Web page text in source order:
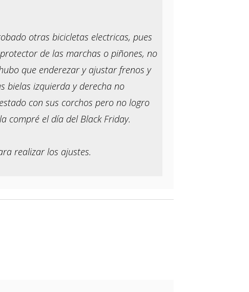
otras bicicletas electricas, pues
de las marchas o piñones, no
que enderezar y ajustar frenos y
bielas izquierda y derecha no
con sus corchos pero no logro
compré el día del Black Friday.
realizar los ajustes.